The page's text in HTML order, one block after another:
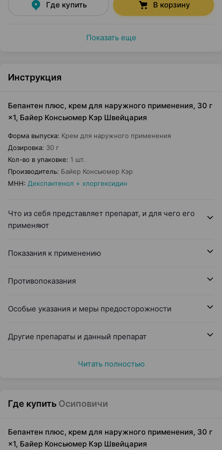
Где купить В корзину
Показать еще
Инструкция
Бепантен плюс, крем для наружного применения, 30 г
×1, Байер Консьюмер Кэр Швейцария
Форма выпуска: Крем для наружного применения
Дозировка: 30 г
Кол-во в упаковке: 1 шт.
Производитель: Байер Консьюмер Кэр
МНН: Декспантенол + хлоргексидин
Что из себя представляет препарат, и для чего его
применяют
Показания к применению
Противопоказания
Особые указания и меры предосторожности
Другие препараты и данный препарат
Читать полностью
Где купить Осиповичи
Бепантен плюс, крем для наружного применения, 30 г
×1, Байер Консьюмер Кэр Швейцария